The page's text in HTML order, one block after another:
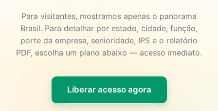
Para visitantes, mostramos apenas o panorama
Brasil. Para detalhar por estado, cidade, função,
porte da empresa, senioridade, IPS e o relatório
PDF, escolha um plano abaixo — acesso imediato.
Liberar acesso agora